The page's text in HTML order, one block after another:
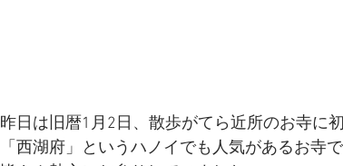
昨日は旧暦1月2日、散歩がてら近所のお寺に
「西湖府」というハノイでも人気があるお寺